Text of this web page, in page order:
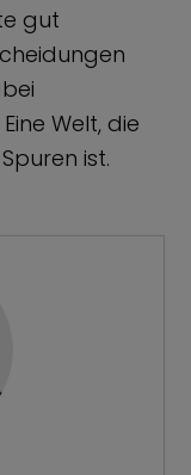
gut
Welt, die
ist.